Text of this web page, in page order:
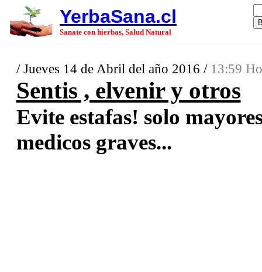
YerbaSana.cl
Sanate con hierbas, Salud Natural
/ Jueves 14 de Abril del año 2016 / 13:59
Sentis , elvenir y otros
Evite estafas! solo
medicos graves...